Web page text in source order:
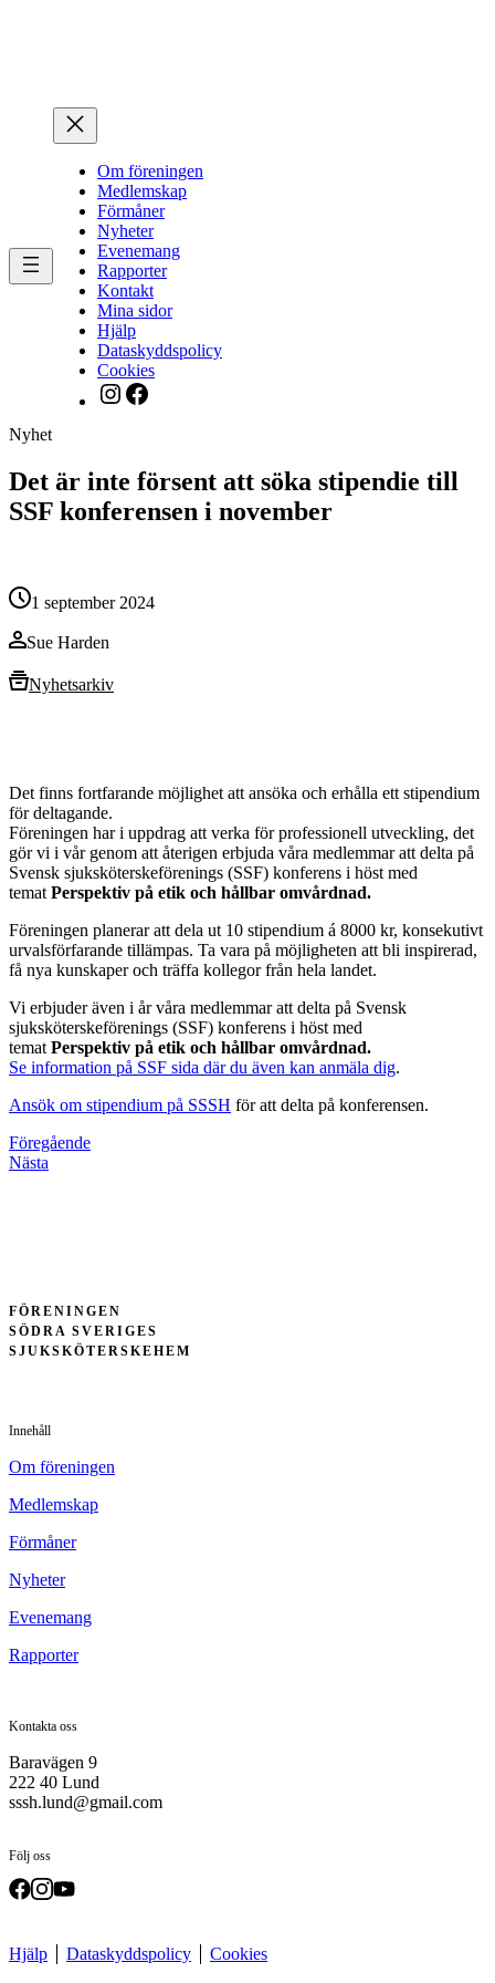
Om föreningen
Medlemskap
Förmåner
Nyheter
Evenemang
Rapporter
Kontakt
Mina sidor
Hjälp
Dataskyddspolicy
Cookies
Instagram
Facebook
Nyhet
Det är inte försent att söka stipendie till
SSF konferensen i november
1 september 2024
Sue Harden
Nyhetsarkiv
Det finns fortfarande möjlighet att ansöka och erhålla ett stipendium
för deltagande.
Föreningen har i uppdrag att verka för professionell utveckling, det
gör vi i vår genom att återigen erbjuda våra medlemmar att delta på
Svensk sjuksköterskeförenings (SSF) konferens i höst med
temat Perspektiv på etik och hållbar omvårdnad.
Föreningen planerar att dela ut 10 stipendium á 8000 kr, konsekutivt
urvalsförfarande tillämpas. Ta vara på möjligheten att bli inspirerad,
få nya kunskaper och träffa kollegor från hela landet.
Vi erbjuder även i år våra medlemmar att delta på Svensk
sjuksköterskeförenings (SSF) konferens i höst med
temat Perspektiv på etik och hållbar omvårdnad.
Se information på SSF sida där du även kan anmäla dig.
Ansök om stipendium på SSSH för att delta på konferensen.
Föregående
Nästa
FÖRENINGEN
SÖDRA SVERIGES
SJUKSKÖTERSKEHEM
Innehåll
Om föreningen
Medlemskap
Förmåner
Nyheter
Evenemang
Rapporter
Kontakta oss
Baravägen 9
222 40 Lund
sssh.lund@gmail.com
Följ oss
Hjälp Dataskyddspolicy Cookies